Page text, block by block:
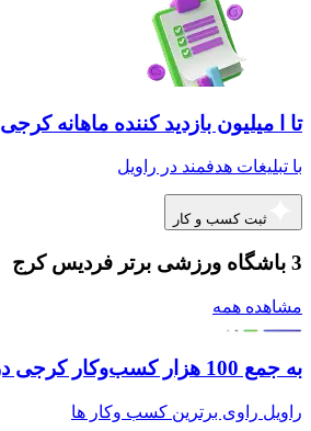
تا ا میلیون بازدید کننده ماهانه کرجی
با تبلیغات هدفمند در راویل
ثبت کسب و کار
3 باشگاه ورزشی برتر فردیس کرج
مشاهده همه
به جمع 100 هزار کسب‌وکار کرجی در راویل بپیوندید
راویل راوی برترین کسب وکار ها